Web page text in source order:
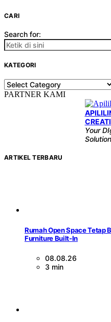
CARI
Search for:
KATEGORI
KATEGORI
PARTNER KAMI
Your
Solution
ARTIKEL TERBARU
Rumah Open Space Tetap
Furniture Built-In
08.08.26
3 min